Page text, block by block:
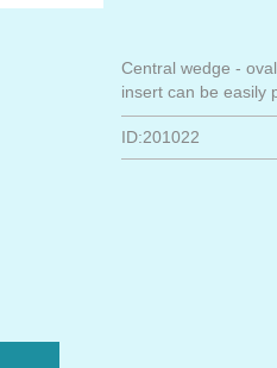
Central wedge -
insert can be easily
ID:201022